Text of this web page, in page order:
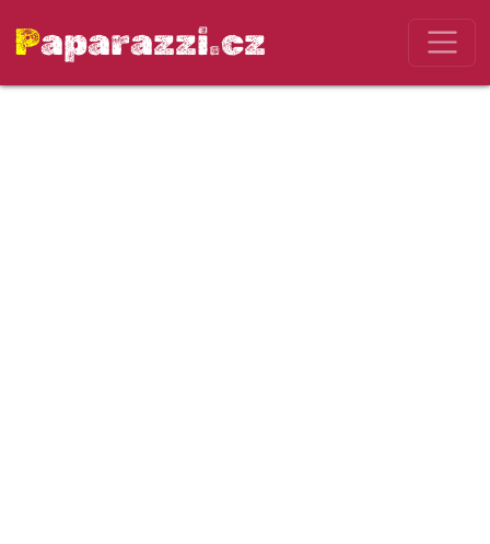
Paparazzi.cz